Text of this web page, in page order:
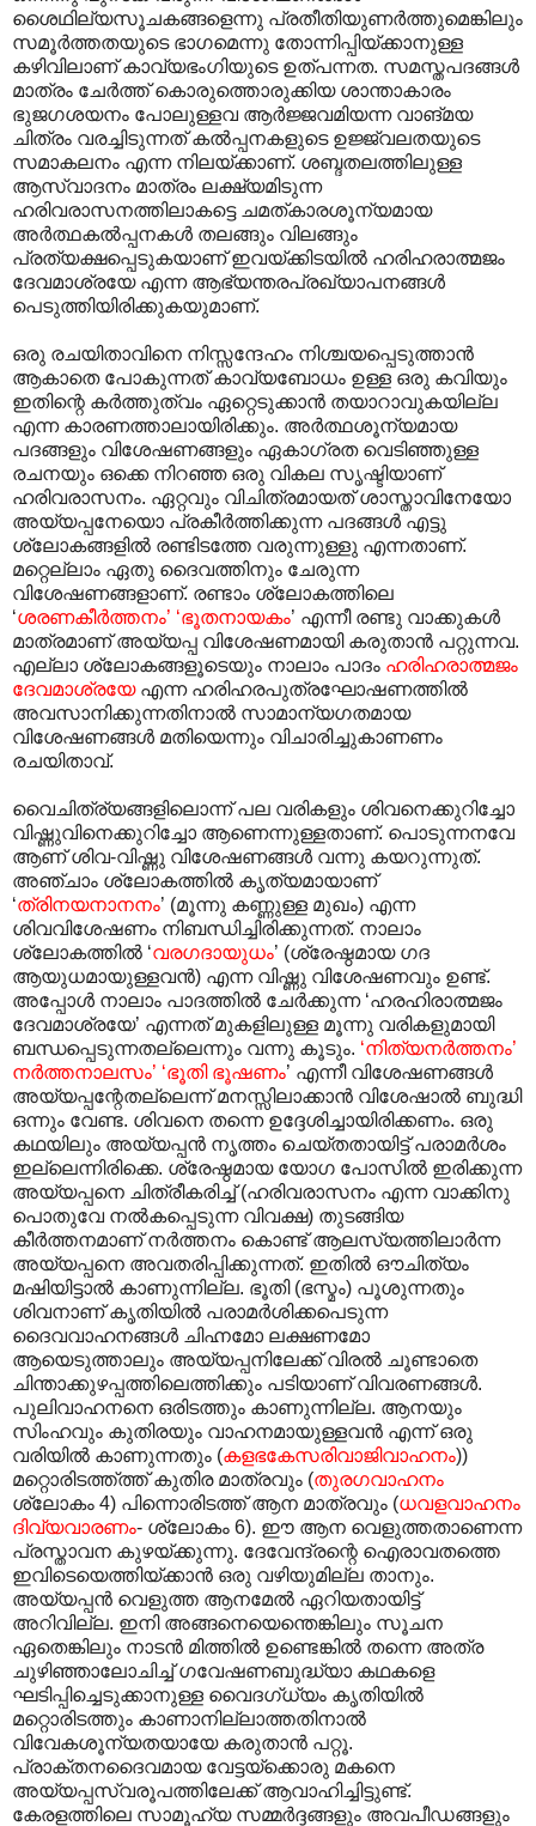
ശൈഥില്യസൂചകങ്ങളെന്നു പ്രതീതിയുണർത്തുമെങ്കിലും
സമൂർത്തതയുടെ ഭാഗമെന്നു തോന്നിപ്പിയ്ക്കാനുള്ള
കഴിവിലാണ് കാവ്യഭംഗിയുടെ ഉത്പന്നത. സമസ്തപദങ്ങൾ
മാത്രം ചേർത്ത് കൊരുത്തൊരുക്കിയ ശാന്താകാരം
ഭുജഗശയനം പോലുള്ളവ ആർജ്ജവമിയന്ന വാങ്മയ
ചിത്രം വരച്ചിടുന്നത് കൽ‌പ്പനകളുടെ ഉജ്ജ്വലതയുടെ
സമാകലനം എന്ന നിലയ്ക്കാണ്. ശബ്ദതലത്തിലുള്ള
ആസ്വാദനം മാത്രം ലക്ഷ്യമിടുന്ന
ഹരിവരാസനത്തിലാകട്ടെ ചമത്കാരശൂന്യമായ
അർത്ഥകൽ‌പ്പനകൾ തലങ്ങും വിലങ്ങും
പ്രത്യക്ഷപ്പെടുകയാണ് ഇവയ്ക്കിടയിൽ ഹരിഹരാത്മജം
ദേവമാശ്രയേ എന്ന ആഭ്യന്തരപ്രഖ്യാപനങ്ങൾ
പെടുത്തിയിരിക്കുകയുമാണ്.
ഒരു രചയിതാവിനെ നിസ്സന്ദേഹം നിശ്ചയപ്പെടുത്താൻ
ആകാതെ പോകുന്നത് കാവ്യബോധം ഉള്ള ഒരു കവിയും
ഇതിന്റെ കർത്തുത്വം ഏറ്റെടുക്കാൻ തയാറാവുകയില്ല
എന്ന കാരണത്താലായിരിക്കും. അർത്ഥശൂന്യമായ
പദങ്ങളും വിശേഷണങ്ങളും ഏകാഗ്രത വെടിഞ്ഞുള്ള
രചനയും ഒക്കെ നിറഞ്ഞ ഒരു വികല സൃഷ്ടിയാണ്
ഹരിവരാസനം. ഏറ്റവും വിചിത്രമായത് ശാസ്താവിനേയോ
അയ്യപ്പനേയൊ പ്രകീർത്തിക്കുന്ന പദങ്ങൾ എട്ടു
ശ്ലോകങ്ങളിൽ രണ്ടിടത്തേ വരുന്നുള്ളു എന്നതാണ്.
മറ്റെല്ലാം ഏതു ദൈവത്തിനും ചേരുന്ന
വിശേഷണങ്ങളാണ്. രണ്ടാം ശ്ലോകത്തിലെ
‘ശരണകീർത്തനം’ ‘ഭൂതനായകം’ എന്നീ രണ്ടു വാക്കുകൾ
മാത്രമാണ് അയ്യപ്പ വിശേഷണമായി കരുതാൻ പറ്റുന്നവ.
എല്ലാ ശ്ലോകങ്ങളൂടെയും നാലാം പാദം ഹരിഹരാത്മജം
ദേവമാശ്രയേഎന്ന ഹരിഹരപുത്രഘോഷണത്തിൽ
അവസാനിക്കുന്നതിനാൽ സാമാന്യഗതമായ
വിശേഷണങ്ങൾ മതിയെന്നും വിചാരിച്ചുകാണണം
രചയിതാവ്.
വൈചിത്ര്യങ്ങളിലൊന്ന് പല വരികളും ശിവനെക്കുറിച്ചോ
വിഷ്ണുവിനെക്കുറിച്ചോ ആണെന്നുള്ളതാണ്. പൊടുന്നനവേ
ആണ് ശിവ-വിഷ്ണു വിശേഷണങ്ങൾ വന്നു കയറുന്നുത്.
അഞ്ചാം ശ്ലോകത്തിൽ കൃത്യമായാണ്
‘ത്രിനയനാനനം’ (മൂന്നു കണ്ണുള്ള മുഖം) എന്ന
ശിവവിശേഷണം നിബന്ധിച്ചിരിക്കുന്നത്. നാലാം
ശ്ലോകത്തിൽ ‘വരഗദായുധം’ (ശ്രേഷ്ഠമായ ഗദ
ആയുധമായുള്ളവൻ) എന്ന വിഷ്ണു വിശേഷണവും ഉണ്ട്.
അപ്പോൾ നാലാം പാദത്തിൽ ചേർക്കുന്ന ‘ഹരഹിരാത്മജം
ദേവമാശ്രയേ’ എന്നത് മുകളിലുള്ള മൂന്നു വരികളുമായി
ബന്ധപ്പെടുന്നതല്ലെന്നും വന്നു കൂടും. ‘നിത്യനർത്തനം’
നർത്തനാലസം’ ‘ഭൂതി ഭൂഷണം’ എന്നീ വിശേഷണങ്ങൾ
അയ്യപ്പന്റേതല്ലെന്ന് മനസ്സിലാക്കാൻ വിശേഷാൽ ബുദ്ധി
ഒന്നും വേണ്ട. ശിവനെ തന്നെ ഉദ്ദേശിച്ചായിരിക്കണം. ഒരു
കഥയിലും അയ്യപ്പൻ നൃത്തം ചെയ്തതായിട്ട് പരാമർശം
ഇല്ലെന്നിരിക്കെ. ശ്രേഷ്ഠമായ യോഗ പോസിൽ ഇരിക്കുന്ന
അയ്യപ്പനെ ചിത്രീകരിച്ച് (ഹരിവരാസനം എന്ന വാക്കിനു
പൊതുവേ നൽകപ്പെടുന്ന വിവക്ഷ) തുടങ്ങിയ
കീർത്തനമാണ് നർത്തനം കൊണ്ട് ആലസ്യത്തിലാർന്ന
അയ്യപ്പനെ അവതരിപ്പിക്കുന്നത്. ഇതിൽ ഔചിത്യം
മഷിയിട്ടാൽ കാണുന്നില്ല. ഭൂതി (ഭസ്മം) പൂശുന്നതും
ശിവനാണ് കൃതിയിൽ പരാമർശിക്കപെടുന്ന
ദൈവവാഹനങ്ങൾ ചിഹ്നമോ ലക്ഷണമോ
ആയെടുത്താലും അയ്യപ്പനിലേക്ക് വിരൽ ചൂണ്ടാതെ
ചിന്താക്കുഴപ്പത്തിലെത്തിക്കും പടിയാണ് വിവരണങ്ങൾ.
പുലിവാഹനനെ ഒരിടത്തും കാണുന്നില്ല. ആനയും
സിംഹവും കുതിരയും വാഹനമായുള്ളവൻ എന്ന് ഒരു
വരിയിൽ കാണുന്നതും (കളഭകേസരിവാജിവാഹനം))
മറ്റൊരിടത്ത്ത്ത് കുതിര മാത്രവും (തുരഗവാഹനം
ശ്ലോകം 4) പിന്നൊരിടത്ത് ആന മാത്രവും (ധവളവാഹനം
ദിവ്യവാരണം- ശ്ലോകം 6). ഈ ആന വെളുത്തതാണെന്ന
പ്രസ്താവന കുഴയ്ക്കുന്നു. ദേവേന്ദ്രന്റെ ഐരാവതത്തെ
ഇവിടെയെത്തിയ്ക്കാൻ ഒരു വഴിയുമില്ല താനും.
അയ്യപ്പൻ വെളുത്ത ആനമേൽ ഏറിയതായിട്ട്
അറിവില്ല. ഇനി അങ്ങനെയെന്തെങ്കിലും സൂചന
ഏതെങ്കിലും നാടൻ മിത്തിൽ ഉണ്ടെങ്കിൽ തന്നെ അത്ര
ചുഴിഞ്ഞാലോചിച്ച് ഗവേഷണബുദ്ധ്യാ കഥകളെ
ഘടിപ്പിച്ചെടുക്കാനുള്ള വൈദഗ്ധ്യം കൃതിയിൽ
മറ്റൊരിടത്തും കാണാനില്ലാത്തതിനാൽ
വിവേകശൂന്യതയായേ കരുതാൻ പറ്റൂ.
പ്രാക്തനദൈവമായ വേട്ടയ്ക്കൊരു മകനെ
അയ്യപ്പസ്വരൂപത്തിലേക്ക് ആവാഹിച്ചിട്ടുണ്ട്.
കേരളത്തിലെ സാമൂഹ്യ സമ്മർദ്ദങ്ങളും അവപീഡങ്ങളും